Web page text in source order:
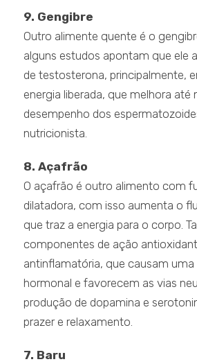
9. Gengibre
Outro alimente quente é o
alguns estudos apontam que ele
de testosterona, principalmente,
energia liberada, que melhora até
desempenho dos
nutricionista.
8. Açafrão
O açafrão é outro alimento com
dilatadora, com isso aumenta o
que traz a energia para o corpo.
componentes de ação
antinflamatória, que causam
hormonal e favorecem as vias
produção de dopamina e
prazer e relaxamento.
7. Baru